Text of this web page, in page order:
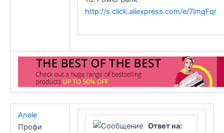
http://s.click.aliexpress.com/e/7imqFqr
Anele
Профи
Ответ на: